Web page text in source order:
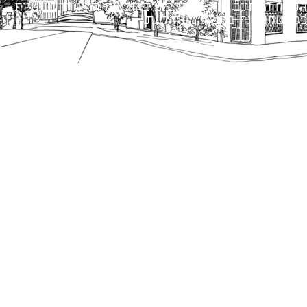
הנוסח המחייב הוא זה הקבוע בהוראות הדין הרלוונטיות
כפי שתהיינה בתוקף מעת לעת.